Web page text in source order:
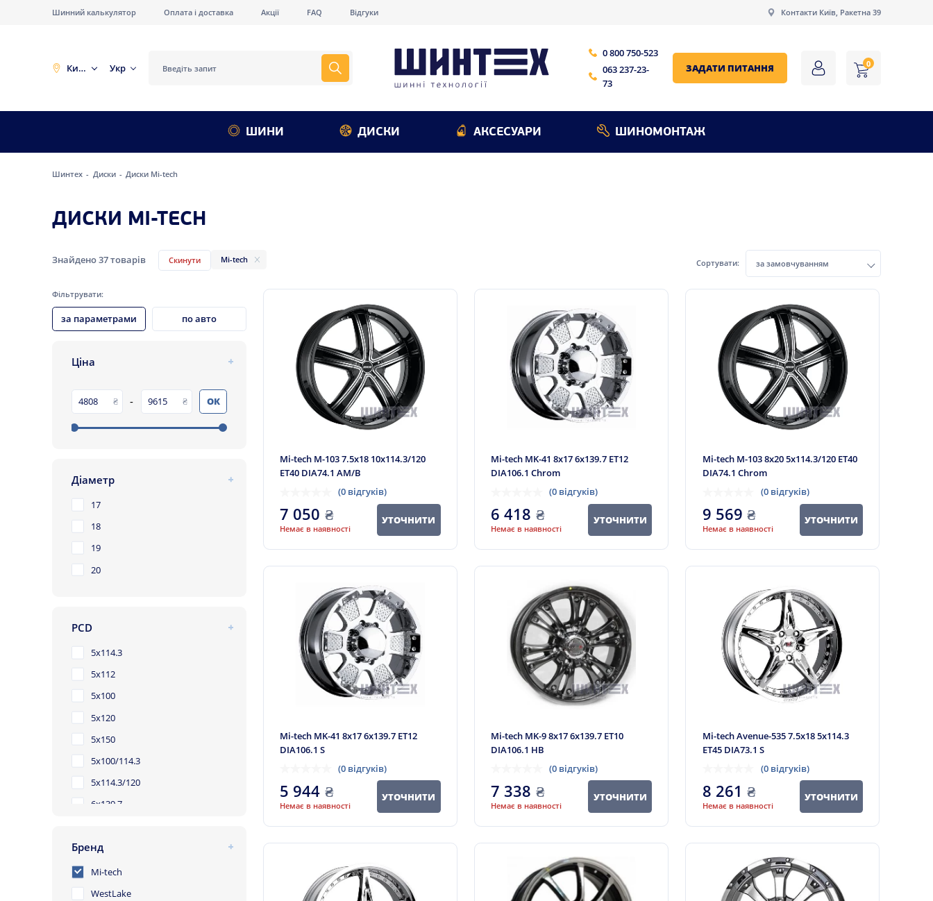
Шинний калькулятор Оплата і доставка Акції FAQ Відгуки Контакти Київ, Ракетна 39
Київ Укр
0 800 750-523
063 237-23-
73
ЗАДАТИ ПИТАННЯ 0
ШИНИ ДИСКИ АКСЕСУАРИ ШИНОМОНТАЖ
Шинтех Диски Диски Mi-tech
ДИСКИ MI-TECH
Знайдено37товарів Скинути Mi-tech Сортувати: за замовчуванням
Фільтрувати:
за параметрами по авто
Ціна
- ОК
Діаметр
17
18
19
20
PCD
5x114.3
5x112
5x100
5x120
5x150
5x100/114.3
5x114.3/120
6x139.7
10x112/114.3
10x112/120
Бренд
WestLake
Mi-tech
Mi-tech M-103 7.5x18 10x114.3/120
ET40 DIA74.1 AM/B
(0 відгуків)
7 050 ₴
Немає в наявності
УТОЧНИТИ
Mi-tech MK-41 8x17 6x139.7 ET12
DIA106.1 Chrom
(0 відгуків)
6 418 ₴
Немає в наявності
УТОЧНИТИ
Mi-tech M-103 8x20 5x114.3/120 ET40
DIA74.1 Chrom
(0 відгуків)
9 569 ₴
Немає в наявності
УТОЧНИТИ
Mi-tech MK-41 8x17 6x139.7 ET12
DIA106.1 S
(0 відгуків)
5 944 ₴
Немає в наявності
УТОЧНИТИ
Mi-tech MK-9 8x17 6x139.7 ET10
DIA106.1 HB
(0 відгуків)
7 338 ₴
Немає в наявності
УТОЧНИТИ
Mi-tech Avenue-535 7.5x18 5x114.3
ET45 DIA73.1 S
(0 відгуків)
8 261 ₴
Немає в наявності
УТОЧНИТИ